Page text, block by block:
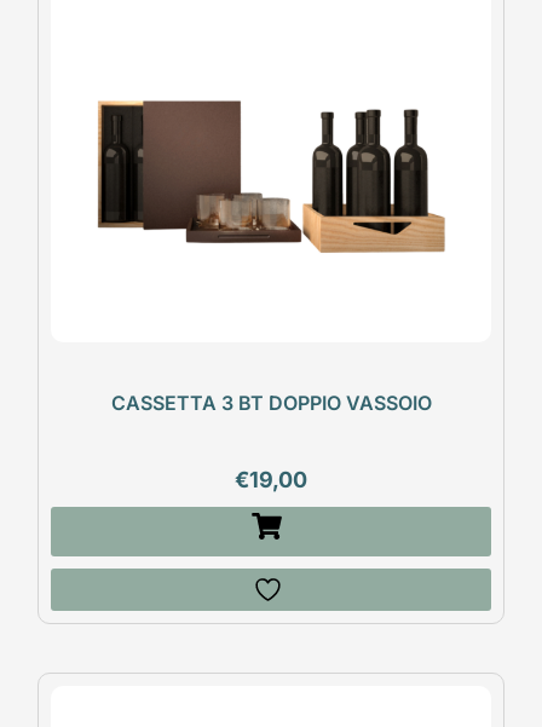
CASSETTA 3 BT DOPPIO VASSOIO
€19,00